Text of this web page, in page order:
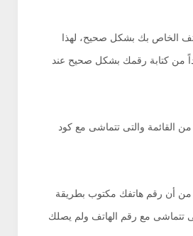
الخاص بك بشكل صحيح، لهذا
من كتابة رقمك بشكل صحيح عند
من القائمة والتى تتماشى مع كود
من أن رقم هاتفك مكتوب بطريقة
تتماشى مع رقم الهاتف ولم يصلك